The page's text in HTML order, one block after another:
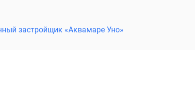
застройщик «Аквамаре Уно»